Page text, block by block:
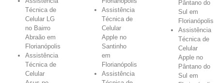
Técnica de
Celular LG
no Bairro
Abraão em
Florianópolis
Assistência
Técnica de
Celular
Assistência
Técnica de
Celular
Apple no
Santinho
em
Florianópolis
Assistência
Pântano do
Sul em
Florianópolis
Assistência
Técnica de
Celular
Apple no
Pântano do
Sul em